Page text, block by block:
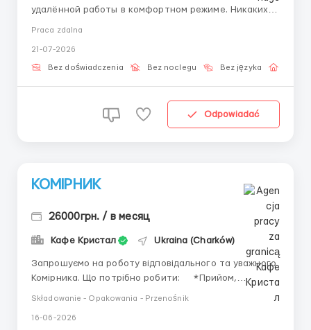
удалённой работы в комфортном режиме. Никаких
с клиентами — Работа по готовым сценариям —
Поддержание а...
Praca zdalna
21-07-2026
Bez doświadczenia Bez noclegu Bez języka
Odpowiadać
КОМІРНИК
26000грн. / в месяц
Кафе Кристал Ukraina (Charków)
Запрошуємо на роботу відповідального та уважного
Комірника. Що потрібно робити: *Прийом,
розміщення товару на складі. *Облік товарно-
звітності). *Збирання, комплектація та
Składowanie - Opakowania - Przenośnik
16-06-2026